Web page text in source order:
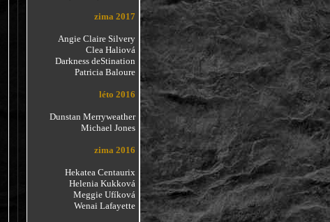
zima 2017
Angie Claire Silvery
Clea Haliová
Darkness deStination
Patricia Baloure
léto 2016
Dunstan Merryweather
Michael Jones
zima 2016
Hekatea Centaurix
Helenia Kukková
Meggie Ufíková
Wenai Lafayette